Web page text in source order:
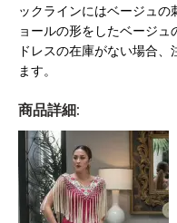
ックラインにはベージュ
ョールの形をしたベージュ
ドレスの在庫がない場合
ます。
商品詳細: